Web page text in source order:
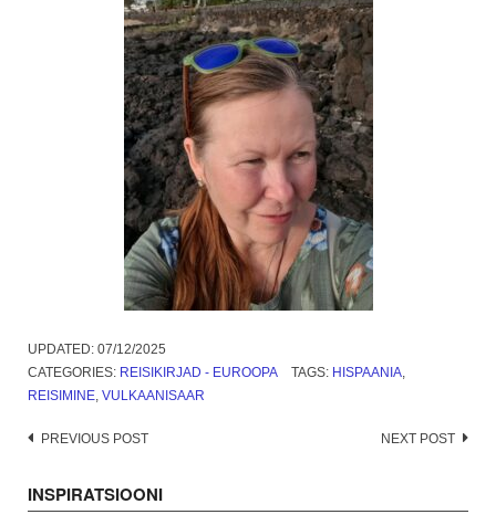
UPDATED: 07/12/2025
CATEGORIES: REISIKIRJAD - EUROOPA TAGS: HISPAANIA,
REISIMINE, VULKAANISAAR
Post
PREVIOUS POST NEXT POST
INSPIRATSIOONI